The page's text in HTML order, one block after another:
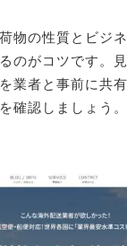
物の性質とビジ
のがコツです。
業者と事前に共
確認しましょう。